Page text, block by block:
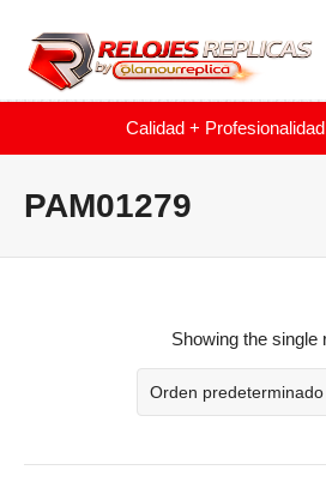
Calidad +
PAM01279
Showing the single